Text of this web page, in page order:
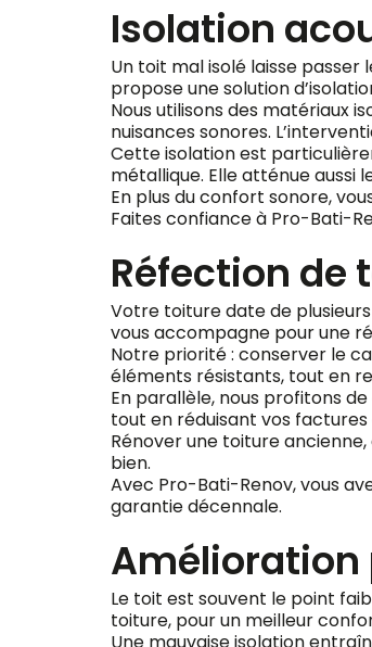
Isolation
Un toit mal isolé laisse
propose une solution
Nous utilisons des matériaux
nuisances sonores.
Cette isolation est
métallique. Elle atténue aussi
En plus du confort sonore,
Faites confiance à Pro-Bati-
Réfection de
Votre toiture date de
vous accompagne pour une
Notre priorité : conserver le
éléments résistants, tout en
En parallèle, nous profitons
tout en réduisant vos
Rénover une toiture
bien.
Avec Pro-Bati-Renov, vous
garantie décennale.
Amélioration
Le toit est souvent le point
toiture, pour un meilleur
Une mauvaise isolation